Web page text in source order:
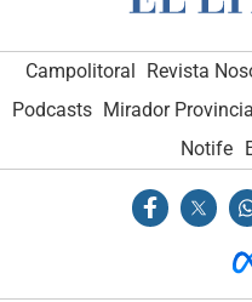
Campolitoral Revista
Podcasts Mirador Provincial
Notife